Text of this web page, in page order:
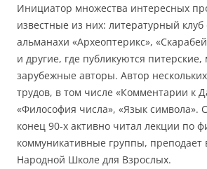
Инициатор множества интересных
известные из них: литературный
альманахи «Археоптерикс»,
и другие, где публикуются питерские,
зарубежные авторы. Автор
трудов, в том числе «Комментарии к
«Философия числа», «Язык символа».
конец 90-х активно читал лекции по
коммуникативные группы, преподает
Народной Школе для Взрослых.